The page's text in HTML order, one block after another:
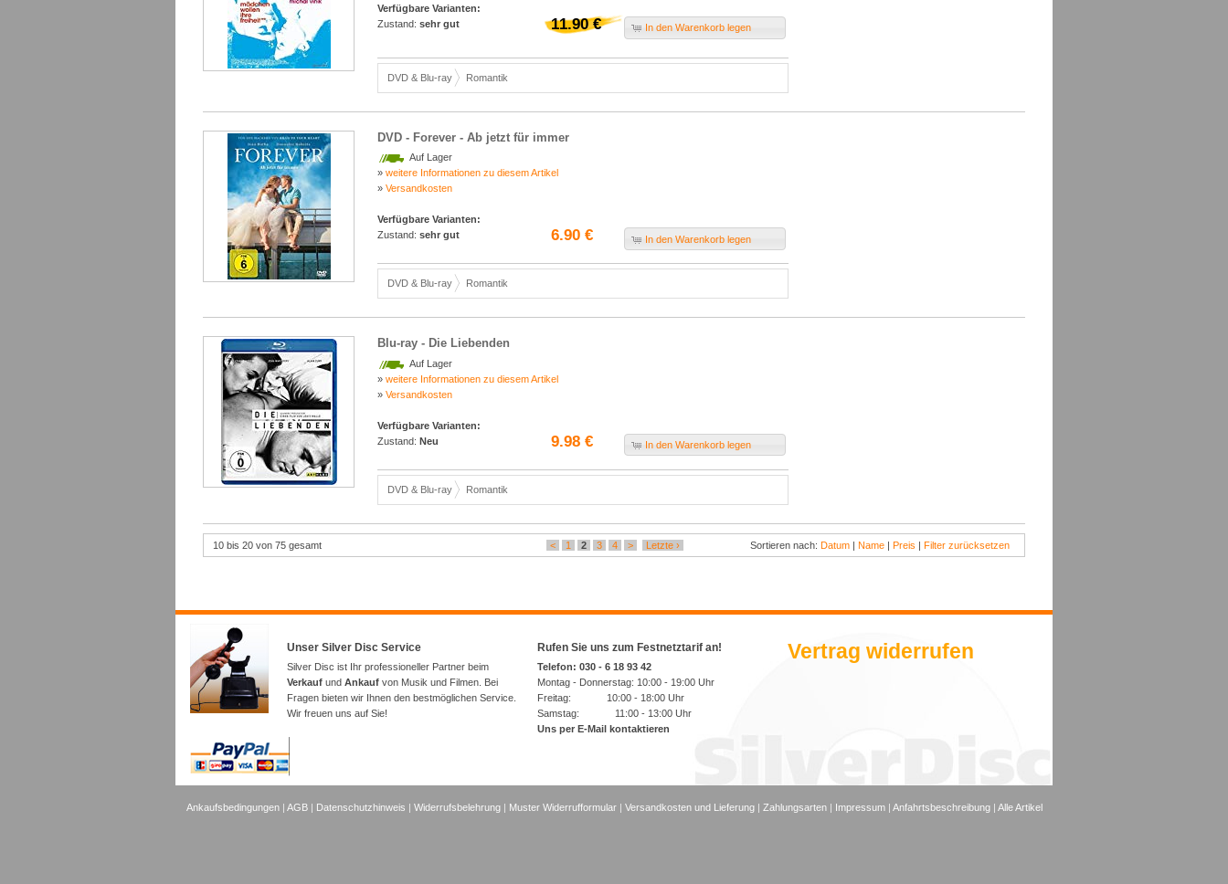
Verfügbare Varianten:
Zustand: sehr gut 11.90 € In den Warenkorb legen
DVD & Blu-ray Romantik
DVD - Forever - Ab jetzt für immer
Auf Lager
» weitere Informationen zu diesem Artikel
» Versandkosten
Verfügbare Varianten:
Zustand: sehr gut 6.90 € In den Warenkorb legen
DVD & Blu-ray Romantik
Blu-ray - Die Liebenden
Auf Lager
» weitere Informationen zu diesem Artikel
» Versandkosten
Verfügbare Varianten:
Zustand: Neu 9.98 € In den Warenkorb legen
DVD & Blu-ray Romantik
10 bis 20 von 75 gesamt < 1 2 3 4 > Letzte › Sortieren nach:Datum |Name |Preis |Filter zurücksetzen
Unser Silver Disc Service
Silver Disc ist Ihr professioneller Partner beim
Verkauf und Ankauf von Musik und Filmen. Bei
Fragen bieten wir Ihnen den bestmöglichen Service.
Wir freuen uns auf Sie!
Rufen Sie uns zum Festnetztarif an!
Telefon: 030 - 6 18 93 42
Montag - Donnerstag: 10:00 - 19:00 Uhr
Freitag: 10:00 - 18:00 Uhr
Samstag: 11:00 - 13:00 Uhr
Uns per E-Mail kontaktieren
Vertrag widerrufen
Ankaufsbedingungen| AGB| Datenschutzhinweis | Widerrufsbelehrung| Muster Widerrufformular| Versandkosten und Lieferung| Zahlungsarten| Impressum| Anfahrtsbeschreibung| Alle Artikel